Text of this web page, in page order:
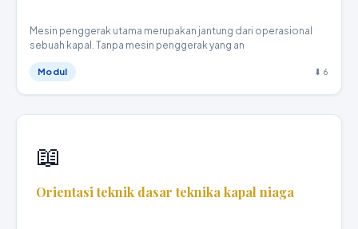
Mesin penggerak utama merupakan jantung dari operasional
sebuah kapal. Tanpa mesin penggerak yang an
Modul ⬇ 6
📖
Orientasi teknik dasar teknika kapal niaga